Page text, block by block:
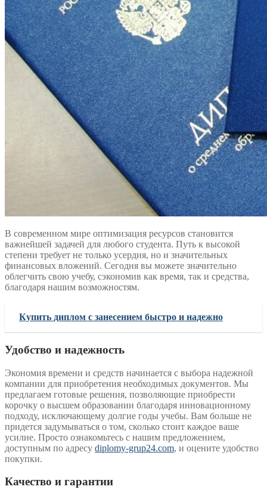
В современном мире оптимизация ресурсов становится
важнейшей задачей для любого студента. Путь к высокой
степени требует не только усердия, но и значительных
финансовых вложений. Сегодня вы можете значительно
облегчить свою учебу, сэкономив как время, так и средства,
благодаря нашим возможностям.
Купить диплом с занесением быстро и надежно
Удобство и надежность
Экономия времени и средств начинается с выбора надежной
компании для приобретения необходимых документов. Мы
предлагаем готовые решения, позволяющие приобрести
корочку о высшем образовании благодаря инновационному
подходу, исключающему долгие годы учебы. Вам больше не
придется задумываться о том, сколько стоит каждое ваше
усилие. Просто ознакомьтесь с нашим предложением,
доступным по адресу diplomy-grup24.com, и оцените удобство
покупки.
Качество и гарантии